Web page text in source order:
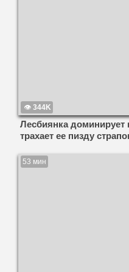
344K
Лесбиянка
трахает ее пизду
53 мин